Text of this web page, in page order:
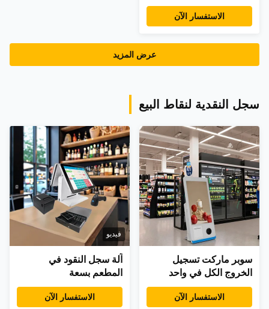
أندرويد حاسوب حاسوب
الجدار المثبت POE NFC
مع مكالمة واحدة
الاستفسار الآن
عرض المزيد
سجل النقدية لنقاط البيع
سوبر ماركت تسجيل
الخروج الكل في واحد
شاشة تعمل باللمس
تسجيل النقدية 15.6 بوصةالاستفسار الآن
فيديو
آلة سجل النقود في
المطعم بسعة
32/64/128/256GB من
القرص الصلب ومادة
الاستفسار الآن